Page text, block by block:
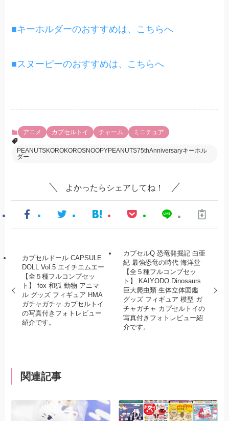
■キーホルダーのおすすめは、こちらへ
■スヌーピーのおすすめは、こちらへ
アニメ カプセルトイ チャーム ミニチュア
PEANUTSKOROKOROSNOOPYPEANUTS75thAnniversaryキーホル
ダー
よかったらシェアしてね！
カプセルドール CAPSULE
DOLL Vol.5 エイチエムエー
【全５種フルコンプセッ
ト】 fox 和狐 動物 アニマ
ル グッズ フィギュア HMA
ガチャガチャ カプセルトイ
の写真付きフォトレビュー
紹介です。
カプセルQ 恐竜発掘記 白亜
紀 最強恐竜の時代 海洋堂
【全５種フルコンプセッ
ト】 KAIYODO Dinosaurs
巨大爬虫類 生体立体図鑑
グッズ フィギュア 模型 ガ
チャガチャ カプセルトイの
写真付きフォトレビュー紹
介です。
関連記事